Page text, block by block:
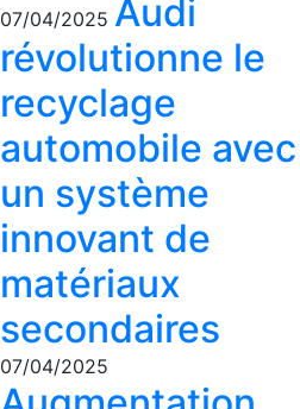
07/04/2025 Audi
révolutionne le
recyclage
automobile avec
un système
innovant de
matériaux
secondaires
07/04/2025